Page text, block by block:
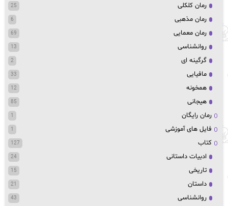
رمان کلکلی 25
رمان مذهبی 6
رمان معمایی 69
روانشناسی 13
گرگینه ای 2
مافیایی 33
همخونه 12
هیجانی 85
رمان رایگان 1
فایل های آموزشی 1
کتاب 127
ادبیات داستانی 24
تاریخی 15
داستان 21
روانشناسی 43